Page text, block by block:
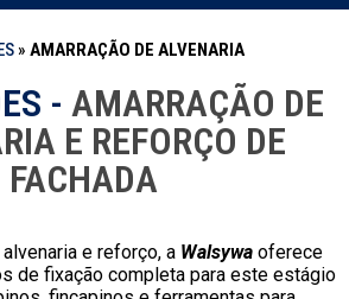
» AMARRAÇÃO DE ALVENARIA
- AMARRAÇÃO DE
E REFORÇO DE
FACHADA
e reforço, a Walsywa oferece
de fixação completa para este estágio